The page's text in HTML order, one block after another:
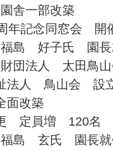
舎一部改築
年記念同窓会 開
福島 好子氏 園長
財団法人 太田鳥
法人 鳥山会 設
面改築
定員増 120名
福島 玄氏 園長就